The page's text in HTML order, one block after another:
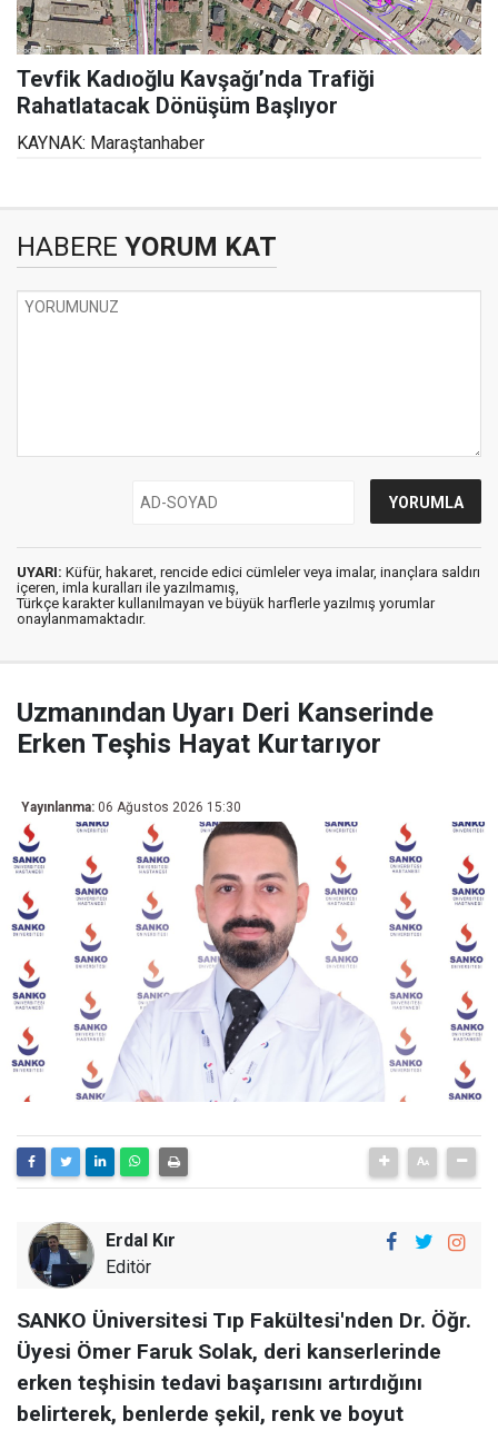
Tevfik Kadıoğlu Kavşağı’nda Trafiği
Rahatlatacak Dönüşüm Başlıyor
KAYNAK: Maraştanhaber
HABERE YORUM KAT
UYARI: Küfür, hakaret, rencide edici cümleler veya imalar, inançlara saldırı
içeren, imla kuralları ile yazılmamış,
Türkçe karakter kullanılmayan ve büyük harflerle yazılmış yorumlar
onaylanmamaktadır.
Uzmanından Uyarı Deri Kanserinde
Erken Teşhis Hayat Kurtarıyor
Yayınlanma: 06 Ağustos 2026 15:30
Erdal Kır
Editör
SANKO Üniversitesi Tıp Fakültesi'nden Dr. Öğr.
Üyesi Ömer Faruk Solak, deri kanserlerinde
erken teşhisin tedavi başarısını artırdığını
belirterek, benlerde şekil, renk ve boyut